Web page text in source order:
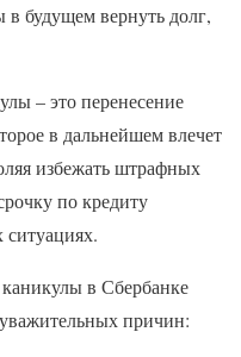
будущем вернуть долг,
– это перенесение
в дальнейшем влечет
избежать штрафных
по кредиту
ситуациях.
в Сбербанке
причин: